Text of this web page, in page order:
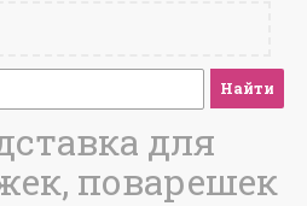
Найти
для
поварешек